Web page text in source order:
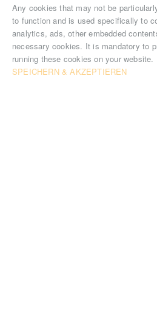
Any cookies that may not be
to function and is used specifically to
analytics, ads, other embedded
necessary cookies. It is mandatory to
running these cookies on your website.
SPEICHERN & AKZEPTIEREN